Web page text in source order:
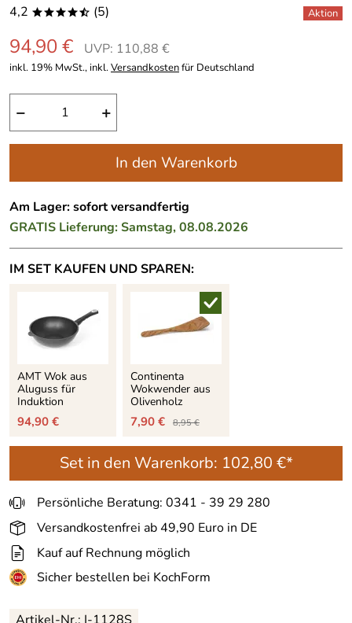
4,2 ****/ (5)
94,90 € UVP: 110,88 €
inkl. 19% MwSt., inkl.Versandkostenfür Deutschland
− +
In den Warenkorb
Am Lager: sofort versandfertig
GRATIS Lieferung: Samstag, 08.08.2026
IM SET KAUFEN UND SPAREN:
AMT Wok aus
Aluguss für
Induktion
94,90 €
Continenta
Wokwender aus
Olivenholz
7,90 € 8,95 €
Set in den Warenkorb: 102,80 €*
Persönliche Beratung: 0341 - 39 29 280
Versandkostenfrei ab 49,90 Euro in DE
Kauf auf Rechnung möglich
Sicher bestellen bei KochForm